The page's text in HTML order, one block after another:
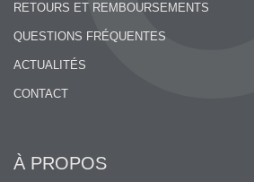
RETOURS ET REMBOURSEMENTS
QUESTIONS FRÉQUENTES
ACTUALITÉS
CONTACT
À PROPOS